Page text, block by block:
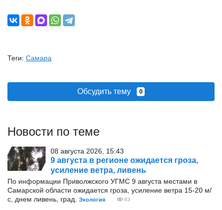
Теги: Самара
Обсудить тему 0
Новости по теме
08 августа 2026, 15:43
9 августа в регионе ожидается гроза,
усиление ветра, ливень
По информации Приволжского УГМС 9 августа местами в
Самарской области ожидается гроза, усиление ветра 15-20 м/
с, днем ливень, град.
Экология 83